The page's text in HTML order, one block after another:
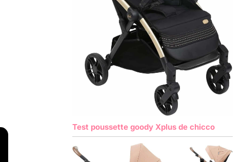
Test poussette goody Xplus de chicco